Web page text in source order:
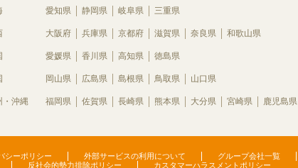
愛知県 静岡県 岐阜県 三重県
大阪府 兵庫県 京都府 滋賀県 奈良県 和歌山県
愛媛県 香川県 高知県 徳島県
岡山県 広島県 島根県 鳥取県 山口県
・沖縄 福岡県 佐賀県 長崎県 熊本県 大分県 宮崎県 鹿児島県
シーポリシー 外部サービスの利用について
グループ会社一覧
反社会的勢力排除ポリシー カスタマーハラスメントポリシー